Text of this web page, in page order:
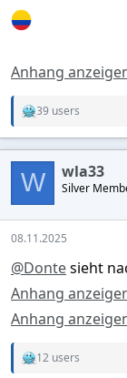
Anhang
R
c
t
o
n
s
:
39 users
W wla33
Silver
08.11.2025
@Dontesieht
Anhang
Anhang
R
12 users